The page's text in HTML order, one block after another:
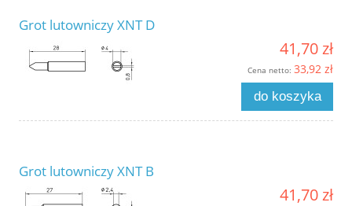
Grot lutowniczy XNT D
41,70 zł
Cena netto: 33,92 zł
do koszyka
Grot lutowniczy XNT B
41,70 zł